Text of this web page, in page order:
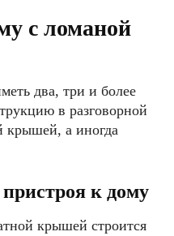
с ломаной
два, три и более
в разговорной
крышей, а иногда
к дому
крышей строится